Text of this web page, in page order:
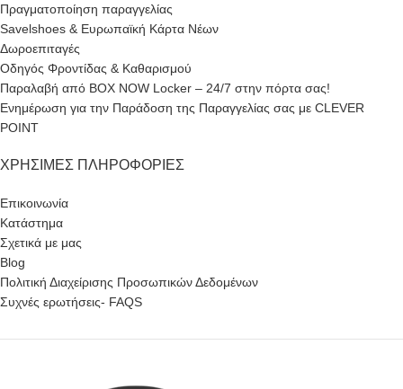
Πραγματοποίηση παραγγελίας
Savelshoes & Ευρωπαϊκή Κάρτα Νέων
Δωροεπιταγές
Οδηγός Φροντίδας & Καθαρισμού
Παραλαβή από BOX NOW Locker – 24/7 στην πόρτα σας!
Ενημέρωση για την Παράδοση της Παραγγελίας σας με CLEVER
POINT
ΧΡΉΣΙΜΕΣ ΠΛΗΡΟΦΟΡΊΕΣ
Επικοινωνία
Κατάστημα
Σχετικά με μας
Blog
Πολιτική Διαχείρισης Προσωπικών Δεδομένων
Συχνές ερωτήσεις- FAQS